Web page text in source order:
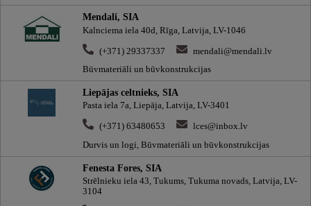
Mendali, SIA
Kalnciema iela 40d, Rīga, Latvija, LV-1046
(+371) 29337337
mendali@mendali.lv
Būvmateriāli un būvkonstrukcijas
Liepājas celtnieks, SIA
Pasta iela 7a, Liepāja, Latvija, LV-3401
(+371) 63480653
lces@inbox.lv
Durvis un logi, Būvmateriāli un būvkonstrukcijas
Fenesta Fores, SIA
Strēlnieku iela 43, Tukums, Tukuma novads, Latvija, LV-
3104